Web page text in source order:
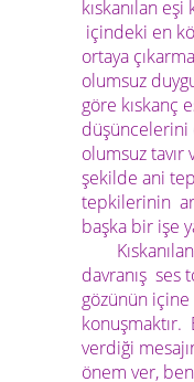
kıskanılan
içindeki en
ortaya
olumsuz
göre kıskanç
düşüncelerini
olumsuz tavır
şekilde ani
tepkilerinin
başka bir işe
Kıskanılan
davranış ses
gözünün
konuşmaktır.
verdiği
önem ver,